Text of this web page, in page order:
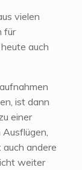
vielen
für
auch
ist dann
einer
andere
weiter